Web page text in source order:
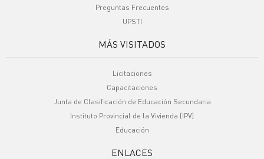
Preguntas Frecuentes
UPSTI
MÁS VISITADOS
Licitaciones
Capacitaciones
Junta de Clasificación de Educación Secundaria
Instituto Provincial de la Vivienda (IPV)
Educación
ENLACES